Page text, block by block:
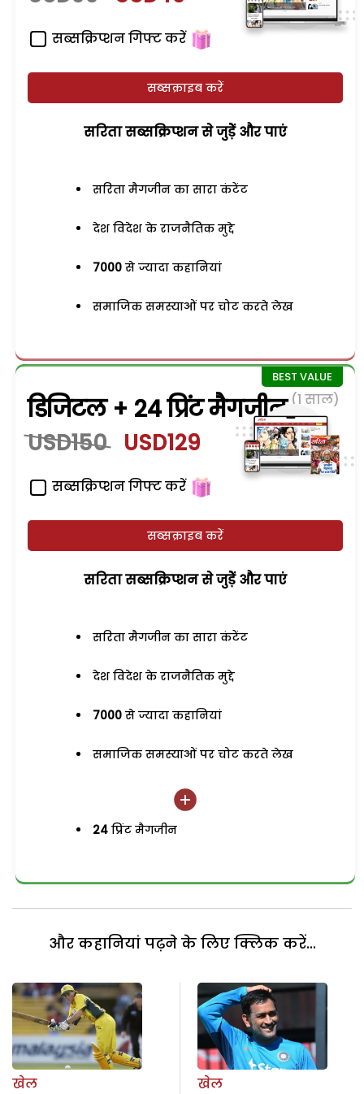
सब्सक्रिप्शन गिफ्ट करें
सब्सक्राइब करें
सरिता सब्सक्रिप्शन से जुड़ेें और पाएं
सरिता मैगजीन का सारा कंटेंट
देश विदेश के राजनैतिक मुद्दे
7000 से ज्यादा कहानियां
समाजिक समस्याओं पर चोट करते लेख
डिजिटल + 24 प्रिंट मैगजीन (1 साल)
USD150 USD129
सब्सक्रिप्शन गिफ्ट करें
सब्सक्राइब करें
सरिता सब्सक्रिप्शन से जुड़ेें और पाएं
सरिता मैगजीन का सारा कंटेंट
देश विदेश के राजनैतिक मुद्दे
7000 से ज्यादा कहानियां
समाजिक समस्याओं पर चोट करते लेख
24 प्रिंट मैगजीन
और कहानियां पढ़ने के लिए क्लिक करें...
खेल
खेल